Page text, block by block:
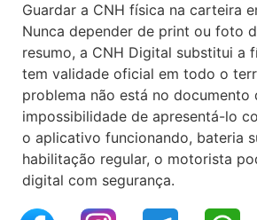
Guardar a CNH física na carteira
Nunca depender de print ou foto
resumo, a CNH Digital substitui a
tem validade oficial em todo o
problema não está no documento
impossibilidade de apresentá-lo
o aplicativo funcionando, bateria
habilitação regular, o motorista
digital com segurança.